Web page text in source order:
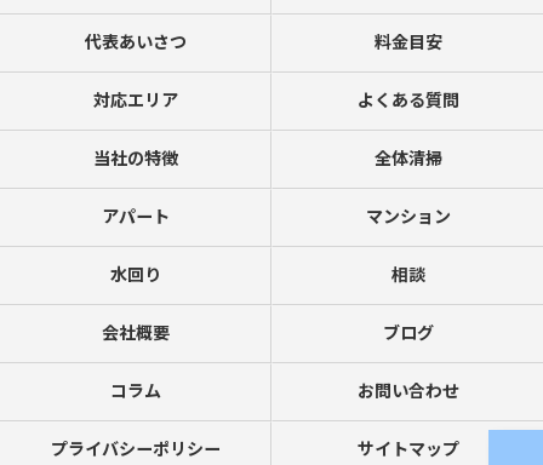
代表あいさつ 料金目安
対応エリア よくある質問
当社の特徴 全体清掃
アパート マンション
水回り 相談
会社概要 ブログ
コラム お問い合わせ
プライバシーポリシー サイトマップ